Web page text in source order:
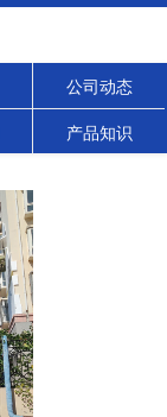
公司动态
产品知识